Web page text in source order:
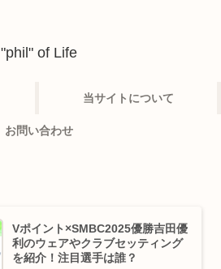
"phil" of Life
当サイトについて
お問い合わせ
Vポイント×SMBC2025優勝吉田優
利のウェアやクラブセッティング
を紹介！注目選手は誰？